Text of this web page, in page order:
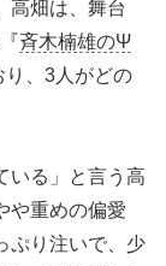
高畑は、舞台
斉木楠雄のΨ
り、3人がどの
いる」と言う高
や重めの偏愛
ぷり注いで、少